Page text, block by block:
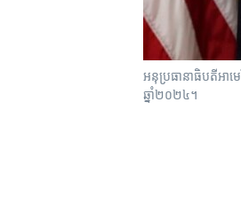
អនុ​ប្រធានាធិបតី​អាម
ឆ្នាំ២០២៤។